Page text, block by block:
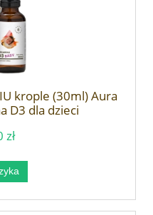
krople (30ml) Aura
D3 dla dzieci
zł